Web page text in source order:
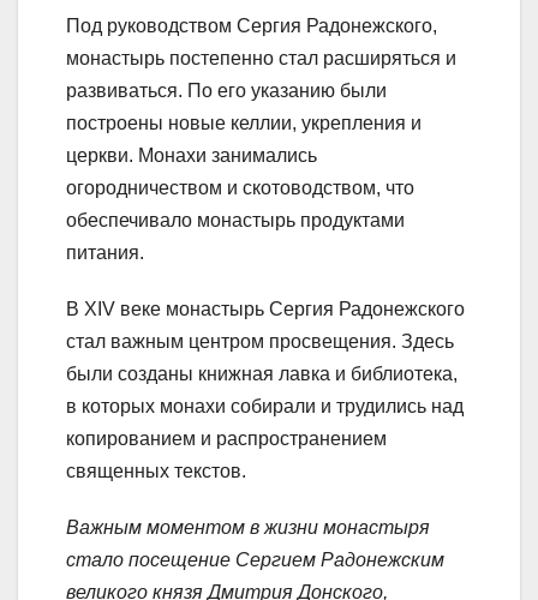
Под руководством Сергия Радонежского,
монастырь постепенно стал расширяться и
развиваться. По его указанию были
построены новые келлии, укрепления и
церкви. Монахи занимались
огородничеством и скотоводством, что
обеспечивало монастырь продуктами
питания.
В XIV веке монастырь Сергия Радонежского
стал важным центром просвещения. Здесь
были созданы книжная лавка и библиотека,
в которых монахи собирали и трудились над
копированием и распространением
священных текстов.
Важным моментом в жизни монастыря
стало посещение Сергием Радонежским
великого князя Дмитрия Донского,